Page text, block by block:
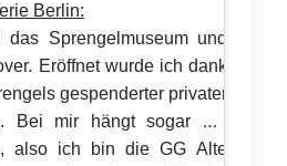
oder weniger literarisch
der Studienfahrt
Berlin:
Sprengelmuseum und
Eröffnet wurde ich dank
gespenderter privater
Bei mir hängt sogar die
Lautrec. Was hast du so
also ich bin die GG Alte